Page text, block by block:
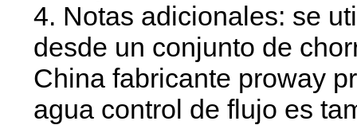
4. Notas adicionales: se
desde un conjunto de
China fabricante proway
agua control de flujo es